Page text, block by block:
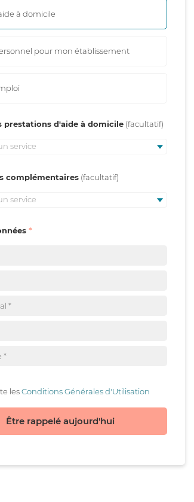
à domicile
pour mon établissement
prestations d'aide à domicile
service
complémentaires
service
lesConditions Générales d'Utilisation
Être rappelé aujourd'hui